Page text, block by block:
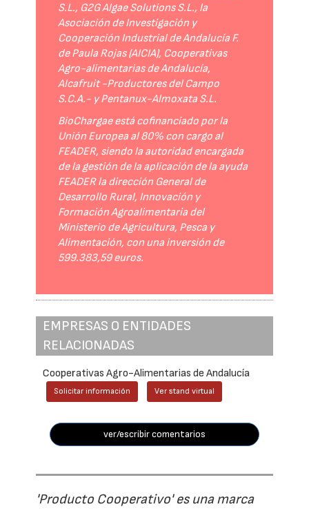
S.L., G2G Algae Solutions S.L., la
Asociación de Investigación y
Cooperación Industrial de Andalucía F.
de Paula Rojas (AICIA), Cooperativas
Agro-alimentarias de Andalucía,
Alcafruit -Productores del Campo
S.C.A.- y Pentanux-Almoxata S.L.
BioChargae está cofinanciado por la
Unión Europea al 80% con cargo al
FEADER, siendo la autoridad encargada
de la gestión de la aplicación de la ayuda
FEADER la dirección General de
Desarrollo Rural, Innovación y
Formación Agroalimentaria del
Ministerio de Agricultura, Pesca y
Alimentación, con una inversión de
599.383,59 euros.
EMPRESAS O ENTIDADES
RELACIONADAS
Cooperativas Agro-Alimentarias de Andalucía
Solicitar información Ver stand virtual
ver/escribir comentarios
'Producto Cooperativo' es una marca